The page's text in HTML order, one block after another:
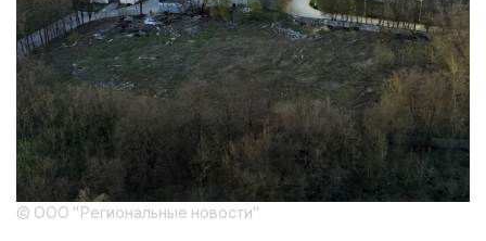
© ООО "Региональные новости"